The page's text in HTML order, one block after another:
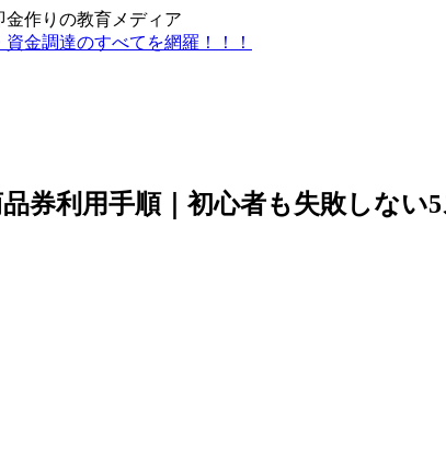
作りの教育メディア
金調達のすべてを網羅！！！
券利用手順｜初心者も失敗しない